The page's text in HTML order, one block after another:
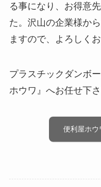
る事になり、お得意
た。沢山の企業様か
ますので、よろしく
プラスチックダンボ
ホウワ』へお任せ下さ
便利屋ホウ